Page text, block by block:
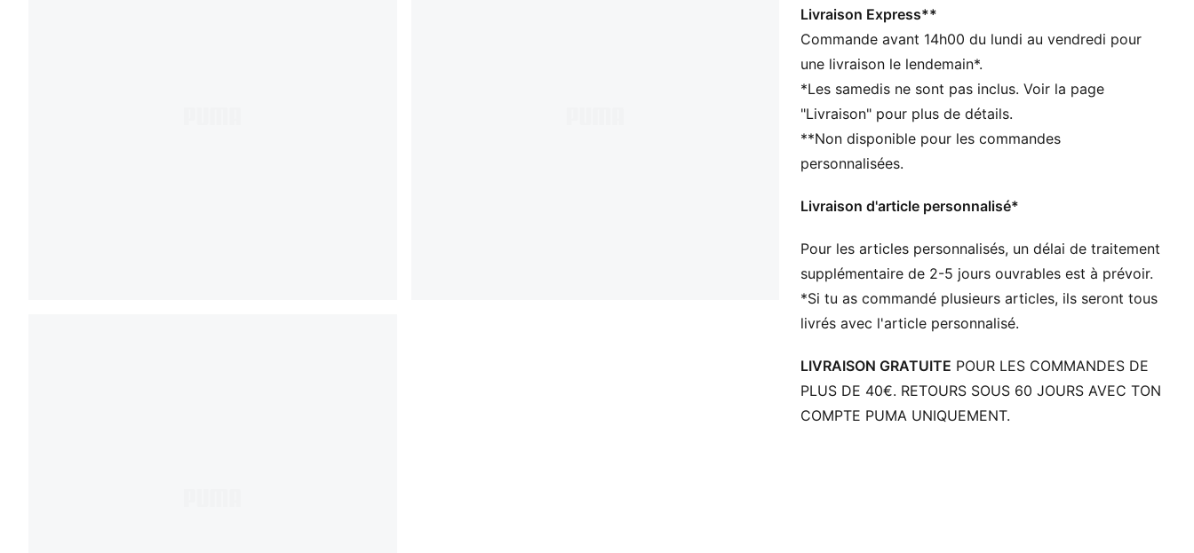
warmCELL : technologie respirante conçue pour
piéger la chaleur à proximité de ton corps et te
garder au chaud pendant tes activités
vent et te maintenir à l’aise pendant tes activités
DÉTAILS
Coupe : Serrée
Taille mi-haute
Poches latérales zippées
Détails brandés PUMA
Livraison Express**
Commande avant 14h00 du lundi au vendredi pour
une livraison le lendemain*.
*Les samedis ne sont pas inclus. Voir la page
"Livraison" pour plus de détails.
**Non disponible pour les commandes
personnalisées.
Livraison d'article personnalisé*
Pour les articles personnalisés, un délai de traitement
supplémentaire de 2-5 jours ouvrables est à prévoir.
*Si tu as commandé plusieurs articles, ils seront tous
livrés avec l'article personnalisé.
LIVRAISON GRATUITE POUR LES COMMANDES DE
PLUS DE 40€. RETOURS SOUS 60 JOURS AVEC TON
COMPTE PUMA UNIQUEMENT.